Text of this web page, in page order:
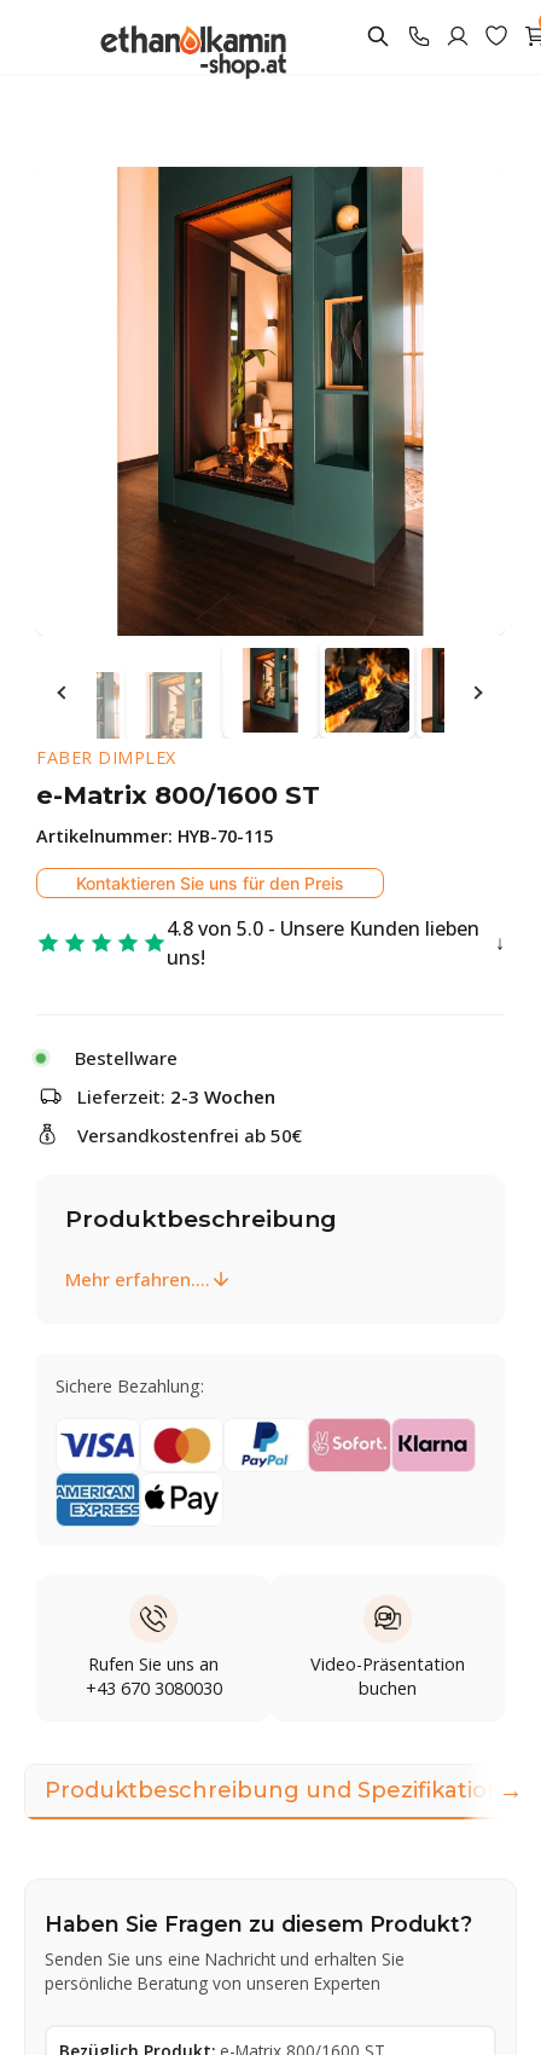
FABER DIMPLEX
e-Matrix 800/1600 ST
Artikelnummer: HYB-70-115
Kontaktieren Sie uns für den Preis
4.8 von 5.0 - Unsere Kunden lieben
uns!
Bestellware
Lieferzeit: 2-3 Wochen
Versandkostenfrei ab 50€
Produktbeschreibung
Mehr erfahren....
Sichere Bezahlung:
Rufen Sie uns an
+43 670 3080030
Video-Präsentation
buchen
Produktbeschreibung und Spezifikationen
Haben Sie Fragen zu diesem Produkt?
Senden Sie uns eine Nachricht und erhalten Sie
persönliche Beratung von unseren Experten
Bezüglich Produkt: e-Matrix 800/1600 ST
→